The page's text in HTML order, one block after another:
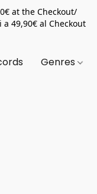
at the Checkout/
49,90€ al Checkout
Genres